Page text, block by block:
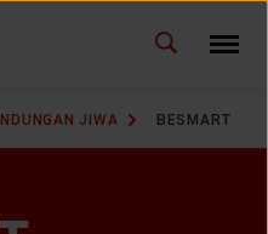
JIWA BESMART
ID EN